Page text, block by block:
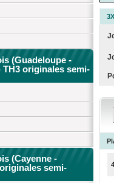
(Guadeloupe -
TH3 originales semi-
(Cayenne -
semi-